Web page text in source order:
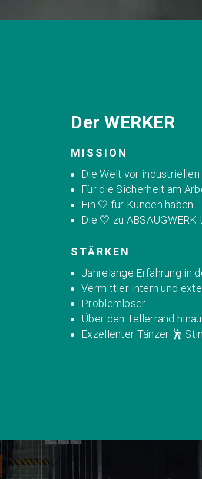
Der WERKER
MISSION
Die Welt vor
Für die Sicherheit am
Ein 🤍 für Kunden haben
Die 🤍 zu ABSAUGWERK
STÄRKEN
Jahrelange Erfahrung in
Vermittler intern und
Problemlöser
Über den Tellerrand
Exzellenter Tänzer 🕺